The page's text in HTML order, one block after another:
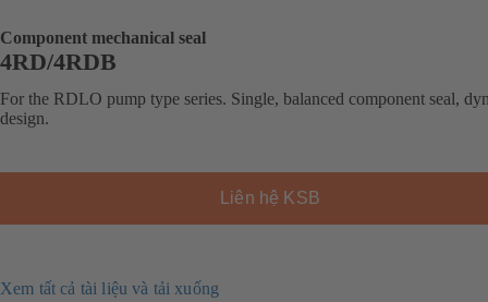
Component mechanical seal
4RD/4RDB
For the RDLO pump type series. Single, balanced component seal,
design.
Liên hệ KSB
Xem tất cả tài liệu và tải xuống